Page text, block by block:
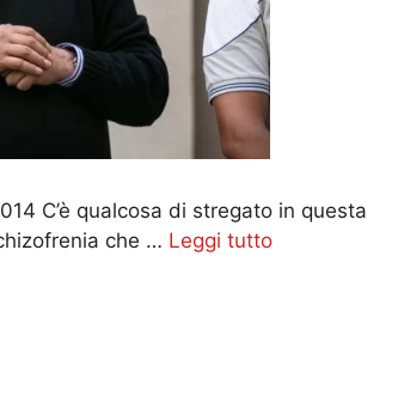
C’è qualcosa di stregato in questa
che … Leggi tutto